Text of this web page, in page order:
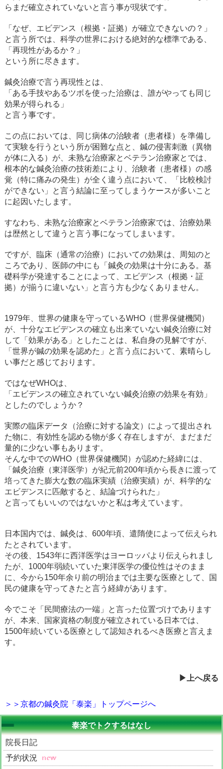
らまだ確立されていないと言う事が現状です。
「なぜ、エビデンス（根拠・証拠）が確立できないの？」
と言う所では、科学の世界における絶対的な標準である、
「再現性があるか？」
という所に尽きます。
鍼灸治療で言う再現性とは、
「ある手技やあるツボを使った治療は、誰がやっても同じ
効果が得られる」
と言う事です。
この点においては、同じ病体の治験者（患者様）を準備し
て実験を行うという所が困難な点と、鍼の侵害刺激（異物
が体に入る）が、未熟な治療家とベテラン治療家とでは、
根本的な鍼灸治療の技術差により、治験者（患者様）の感
覚（特に痛みの発生）が全く違う点において、「比較検討
ができない」と言う結論に至ってしまうケースが多いこと
に起因いたします。
すなわち、未熟な治療家とベテラン治療家では、治療効果
は歴然として違うと言う事になってしまいます。
ですが、臨床（通常の治療）においての効果は、周知のと
ころであり、医師の中にも「鍼灸の効果は十分にある。基
礎科学が発達することによって、エビデンス（根拠・証
拠）が揃うに違いない」と言う方も少なくありません。
1979年、世界の健康を守っているWHO（世界保健機関）
が、十分なエビデンスの確立も出来ていない鍼灸治療に対
して「効果がある」としたことは、私自身の見解ですが、
「世界が鍼の効果を認めた」と言う点において、素晴らし
い事だと感じております。
ではなぜWHOは、
「エビデンスの確立されていない鍼灸治療の効果を有効」
としたのでしょうか？
実際の臨床データ（治療に対する論文）によって提出され
た物に、有効性を認める物が多く存在しますが、まだまだ
量的に少ない事もあります。
そんな中でのWHO（世界保健機関）が認めた経緯には、
「鍼灸治療（東洋医学）が紀元前200年頃から長きに渡って
培ってきた膨大な数の臨床実績（治療実績）が、科学的な
エビデンスに匹敵すると、結論づけられた」
と言ってもいいのではないかと私は考えています。
日本国内では、鍼灸は、600年頃、遣隋使によって伝えられ
たとされています。
その後、1543年に西洋医学はヨーロッパより伝えられまし
たが、1000年弱続いていた東洋医学の優位性はそのまま
に、今から150年余り前の明治までは主要な医療として、国
民の健康を守ってきたと言う経緯があります。
今でこそ「民間療法の一端」と言った位置づけであります
が、本来、国家資格の制度が確立されている日本では、
1500年続いている医療として認知されるべき医療と言えま
す。
上へ戻る
＞＞京都の鍼灸院「泰楽」トップページへ
泰楽でトクするはなし
院長日記
予約状況